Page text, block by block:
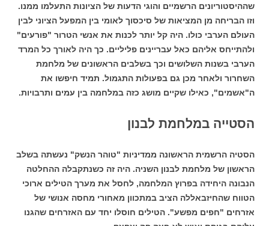
שההיסטוריונים הרשמיים והוגי הדעות של הציונות התעלמו ממנו.
וזו הבריחה מן המציאות של סיכסוך לאומי בין המפעל הציוני לבין
העולם הערבי כולו. היה קל יותר לכנות את אנשי הטרור "פורעים"
ולהתייחס אליהם כאל עבריינים פליליים. כך היה לאורך כל המרד
הערבי בשנות השלושים וכך בשלבים הראשונים של מלחמת
השחרור ולאחר מכן גם בפעולות התגמול. תמיד חיפשו את
ה"אשמים", כאילו שקיים מושג כזה במלחמה בין עמים ותרבויות.
הסטייה במלחמת לבנון
הסטיה הרשמית הראשונה ממדיניות "טוהר הנשק" נעשתה בשלב
הראשון של מלחמת לבנון השניה. היה זה כשנתקבלה ההחלטה
הנבונה היחידה בפרוץ המלחמה, לחסל את מערך הטילים ארוכי
הטווח שהחיזבאללה הציב במתכוון מאחורי מחסה אנושי של
אזרחים "חפים מפשע". הטילים חוסלו יחד עם האזרחים שהגנו